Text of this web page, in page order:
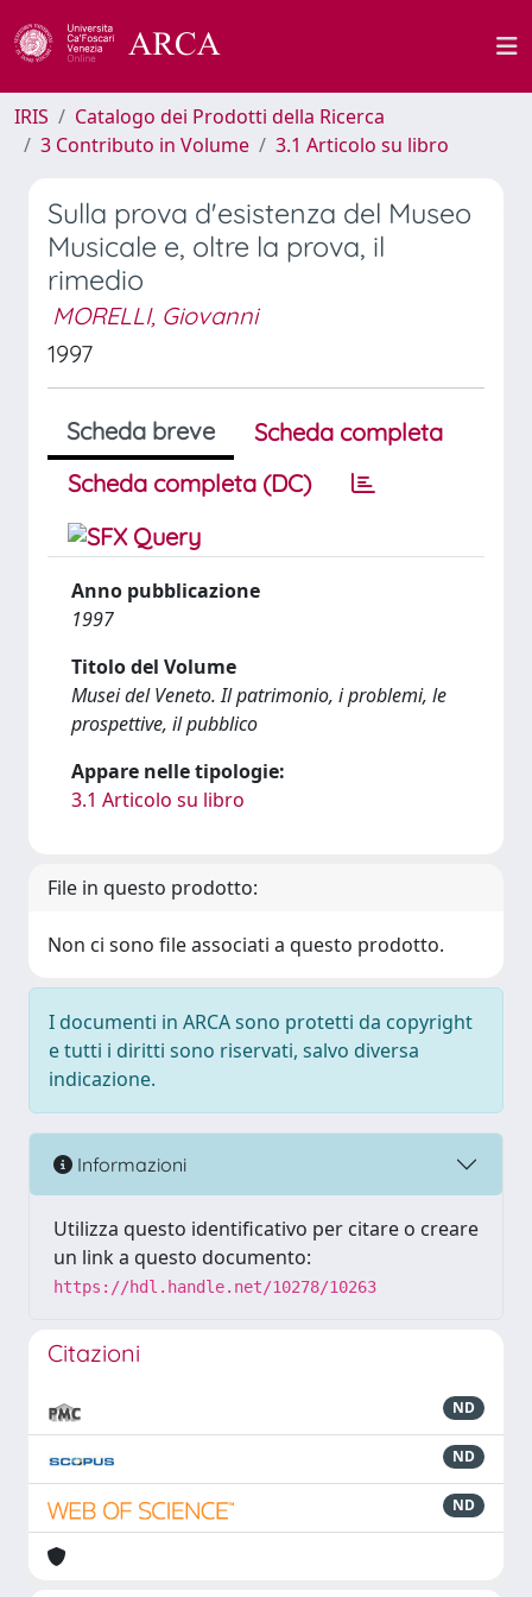
IRIS
Catalogo dei Prodotti della Ricerca
3 Contributo in Volume
3.1 Articolo su libro
Sulla prova d'esistenza del Museo
Musicale e, oltre la prova, il
rimedio
MORELLI, Giovanni
1997
Scheda breve
Scheda completa
Scheda completa (DC)
Anno pubblicazione
1997
Titolo del Volume
Musei del Veneto. Il patrimonio, i problemi, le
prospettive, il pubblico
Appare nelle tipologie:
3.1 Articolo su libro
File in questo prodotto:
Non ci sono file associati a questo prodotto.
I documenti in ARCA sono protetti da copyright
e tutti i diritti sono riservati, salvo diversa
indicazione.
Informazioni
Utilizza questo identificativo per citare o creare
un link a questo documento:
https://hdl.handle.net/10278/10263
Citazioni
ND
ND
ND